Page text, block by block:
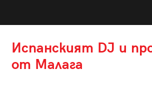
Испанският DJ и
от Малага